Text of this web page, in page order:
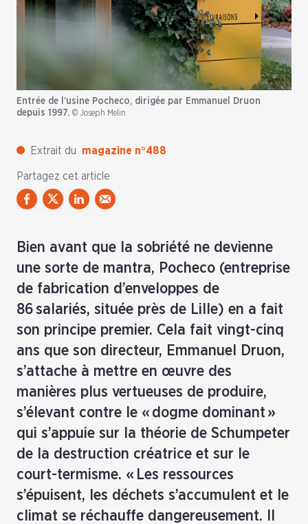
Entrée de l’usine Pocheco, dirigée par Emmanuel Druon
depuis 1997. © Joseph Melin
Extrait du magazine n°488
Partagez cet article
Bien avant que la sobriété ne devienne
une sorte de mantra, Pocheco (entreprise
de fabrication d’enveloppes de
86 salariés, située près de Lille) en a fait
son principe premier. Cela fait vingt-cinq
ans que son directeur, Emmanuel Druon,
s’attache à mettre en œuvre des
manières plus vertueuses de produire,
s’élevant contre le « dogme dominant »
qui s’appuie sur la théorie de Schumpeter
de la destruction créatrice et sur le
court-termisme. « Les ressources
s’épuisent, les déchets s’accumulent et le
climat se réchauffe dangereusement. Il